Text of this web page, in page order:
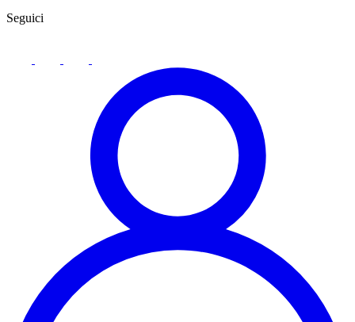
Seguici